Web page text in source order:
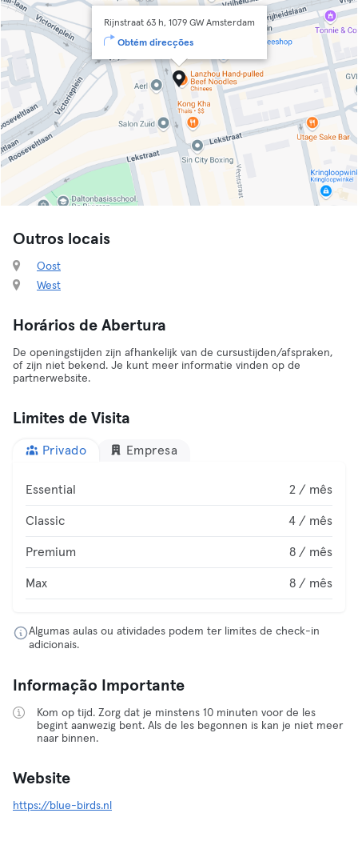
Rijnstraat 63 h, 1079 GW Amsterdam
Obtém direcções
Outros locais
Oost
West
Horários de Abertura
De openingstijden zijn afhankelijk van de cursustijden/afspraken,
of zijn niet bekend. Je kunt meer informatie vinden op de
partnerwebsite.
Limites de Visita
Privado Empresa
Essential 2 / mês
Classic 4 / mês
Premium 8 / mês
Max 8 / mês
Algumas aulas ou atividades podem ter limites de check-in
adicionais.
Informação Importante
Kom op tijd. Zorg dat je minstens 10 minuten voor de les
begint aanwezig bent. Als de les begonnen is kan je niet meer
naar binnen.
Website
https://blue-birds.nl